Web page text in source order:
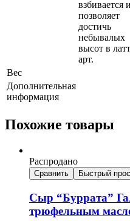
взбивается и
позволяет
достичь
небывалых
высот в
арт.
Вес
Дополнительная
информация
Похожие товары
Распродано
Сравнить Быстрый
Сыр “Буррата”
трюфельным